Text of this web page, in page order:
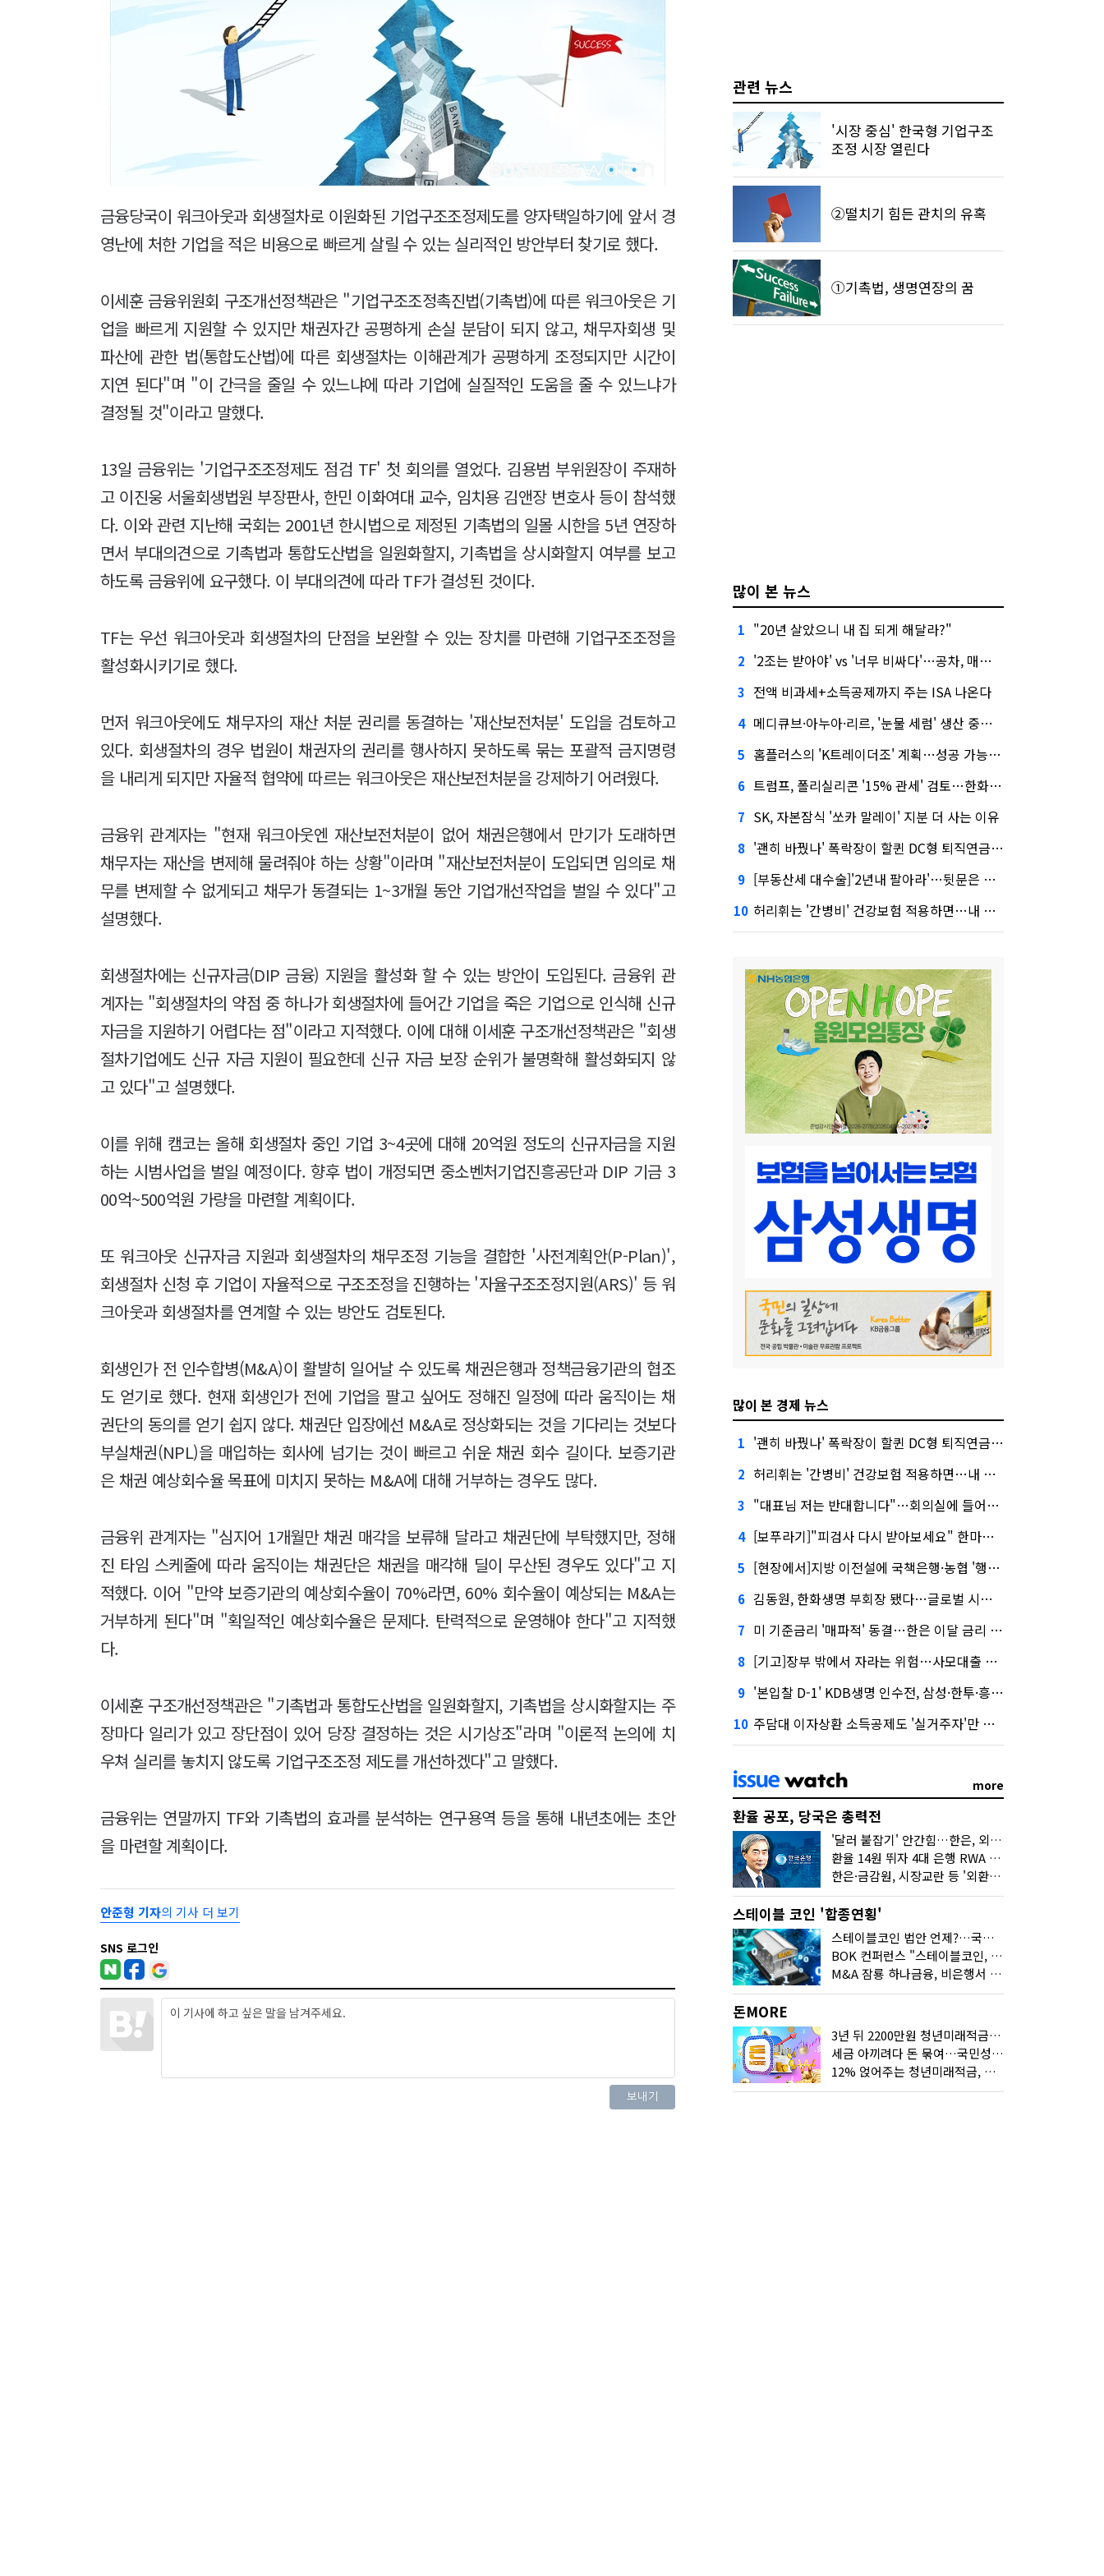
금융당국이 워크아웃과 회생절차로 이원화된 기업구조조정제도를 양자택일하기에 앞서 경
영난에 처한 기업을 적은 비용으로 빠르게 살릴 수 있는 실리적인 방안부터 찾기로 했다.
이세훈 금융위원회 구조개선정책관은 "기업구조조정촉진법(기촉법)에 따른 워크아웃은 기
업을 빠르게 지원할 수 있지만 채권자간 공평하게 손실 분담이 되지 않고, 채무자회생 및
파산에 관한 법(통합도산법)에 따른 회생절차는 이해관계가 공평하게 조정되지만 시간이
지연 된다"며 "이 간극을 줄일 수 있느냐에 따라 기업에 실질적인 도움을 줄 수 있느냐가
결정될 것"이라고 말했다.
13일 금융위는 '기업구조조정제도 점검 TF' 첫 회의를 열었다. 김용범 부위원장이 주재하
고 이진웅 서울회생법원 부장판사, 한민 이화여대 교수, 임치용 김앤장 변호사 등이 참석했
다. 이와 관련 지난해 국회는 2001년 한시법으로 제정된 기촉법의 일몰 시한을 5년 연장하
면서 부대의견으로 기촉법과 통합도산법을 일원화할지, 기촉법을 상시화할지 여부를 보고
하도록 금융위에 요구했다. 이 부대의견에 따라 TF가 결성된 것이다.
TF는 우선 워크아웃과 회생절차의 단점을 보완할 수 있는 장치를 마련해 기업구조조정을
활성화시키기로 했다.
먼저 워크아웃에도 채무자의 재산 처분 권리를 동결하는 '재산보전처분' 도입을 검토하고
있다. 회생절차의 경우 법원이 채권자의 권리를 행사하지 못하도록 묶는 포괄적 금지명령
을 내리게 되지만 자율적 협약에 따르는 워크아웃은 재산보전처분을 강제하기 어려웠다.
금융위 관계자는 "현재 워크아웃엔 재산보전처분이 없어 채권은행에서 만기가 도래하면
채무자는 재산을 변제해 물려줘야 하는 상황"이라며 "재산보전처분이 도입되면 임의로 채
무를 변제할 수 없게되고 채무가 동결되는 1~3개월 동안 기업개선작업을 벌일 수 있다"고
설명했다.
회생절차에는 신규자금(DIP 금융) 지원을 활성화 할 수 있는 방안이 도입된다. 금융위 관
계자는 "회생절차의 약점 중 하나가 회생절차에 들어간 기업을 죽은 기업으로 인식해 신규
자금을 지원하기 어렵다는 점"이라고 지적했다. 이에 대해 이세훈 구조개선정책관은 "회생
절차기업에도 신규 자금 지원이 필요한데 신규 자금 보장 순위가 불명확해 활성화되지 않
고 있다"고 설명했다.
이를 위해 캠코는 올해 회생절차 중인 기업 3~4곳에 대해 20억원 정도의 신규자금을 지원
하는 시범사업을 벌일 예정이다. 향후 법이 개정되면 중소벤처기업진흥공단과 DIP 기금 3
00억~500억원 가량을 마련할 계획이다.
또 워크아웃 신규자금 지원과 회생절차의 채무조정 기능을 결합한 '사전계획안(P-Plan)',
회생절차 신청 후 기업이 자율적으로 구조조정을 진행하는 '자율구조조정지원(ARS)' 등 워
크아웃과 회생절차를 연계할 수 있는 방안도 검토된다.
회생인가 전 인수합병(M&A)이 활발히 일어날 수 있도록 채권은행과 정책금융기관의 협조
도 얻기로 했다. 현재 회생인가 전에 기업을 팔고 싶어도 정해진 일정에 따라 움직이는 채
권단의 동의를 얻기 쉽지 않다. 채권단 입장에선 M&A로 정상화되는 것을 기다리는 것보다
부실채권(NPL)을 매입하는 회사에 넘기는 것이 빠르고 쉬운 채권 회수 길이다. 보증기관
은 채권 예상회수율 목표에 미치지 못하는 M&A에 대해 거부하는 경우도 많다.
금융위 관계자는 "심지어 1개월만 채권 매각을 보류해 달라고 채권단에 부탁했지만, 정해
진 타임 스케줄에 따라 움직이는 채권단은 채권을 매각해 딜이 무산된 경우도 있다"고 지
적했다. 이어 "만약 보증기관의 예상회수율이 70%라면, 60% 회수율이 예상되는 M&A는
거부하게 된다"며 "획일적인 예상회수율은 문제다. 탄력적으로 운영해야 한다"고 지적했
다.
이세훈 구조개선정책관은 "기촉법과 통합도산법을 일원화할지, 기촉법을 상시화할지는 주
장마다 일리가 있고 장단점이 있어 당장 결정하는 것은 시기상조"라며 "이론적 논의에 치
우쳐 실리를 놓치지 않도록 기업구조조정 제도를 개선하겠다"고 말했다.
금융위는 연말까지 TF와 기촉법의 효과를 분석하는 연구용역 등을 통해 내년초에는 초안
을 마련할 계획이다.
안준형 기자의 기사 더 보기
SNS 로그인
관련 뉴스
'시장 중심' 한국형 기업구조
조정 시장 열린다
②떨치기 힘든 관치의 유혹
①기촉법, 생명연장의 꿈
많이 본 뉴스
1 "20년 살았으니 내 집 되게 해달라?"
2 '2조는 받아야' vs '너무 비싸다'…공차, 매각 성공할까
3 전액 비과세+소득공제까지 주는 ISA 나온다
4 메디큐브·아누아·리르, '눈물 세럼' 생산 중단한다
5 홈플러스의 'K트레이더조' 계획…성공 가능성은 '글쎄'
6 트럼프, 폴리실리콘 '15% 관세' 검토…한화큐셀·OCI 영향은?
7 SK, 자본잠식 '쏘카 말레이' 지분 더 사는 이유
8 '괜히 바꿨나' 폭락장이 할퀸 DC형 퇴직연금…전문가 조언은
9 [부동산세 대수술]'2년내 팔아라'…뒷문은 열었다
10 허리휘는 '간병비' 건강보험 적용하면…내 간병보험은?
많이 본 경제 뉴스
1 '괜히 바꿨나' 폭락장이 할퀸 DC형 퇴직연금…전문가 조언은
2 허리휘는 '간병비' 건강보험 적용하면…내 간병보험은?
3 "대표님 저는 반대합니다"…회의실에 들어온 신한금융 AI
4 [보푸라기]"피검사 다시 받아보세요" 한마디에 보험금 못 받을 뻔?
5 [현장에서]지방 이전설에 국책은행·농협 '행동파'…금감원 '신중모드'
6 김동원, 한화생명 부회장 됐다…글로벌 시너지 기대감
7 미 기준금리 '매파적' 동결…한은 이달 금리 향방은?
8 [기고]장부 밖에서 자라는 위험…사모대출 시장과 AI
9 '본입찰 D-1' KDB생명 인수전, 삼성·한투·흥국 셈법은?
10 주담대 이자상환 소득공제도 '실거주자'만 가능
more
환율 공포, 당국은 총력전
'달러 붙잡기' 안간힘…한은, 외화 초과지준에 이자 6개월 더
환율 14원 뛰자 4대 은행 RWA 6조 '눈덩이'…2배 뛴 2분기는?
한은·금감원, 시장교란 등 '외환공동검사'…환율 급등 전방위 대응
스테이블 코인 '합종연횡'
스테이블코인 법안 언제?…국회에 쏠린 시선
BOK 컨퍼런스 "스테이블코인, 결제 넘어 보험 대출 등 금융 연결 도구"
M&A 잠룡 하나금융, 비은행서 '두나무'로 눈돌린 이유는
돈MORE
3년 뒤 2200만원 청년미래적금, 최고 금리 받으려면?
세금 아끼려다 돈 묶여…국민성장펀드 누가 가입하면 좋을까
12% 얹어주는 청년미래적금, 갈아타기 거절 될수 있어요